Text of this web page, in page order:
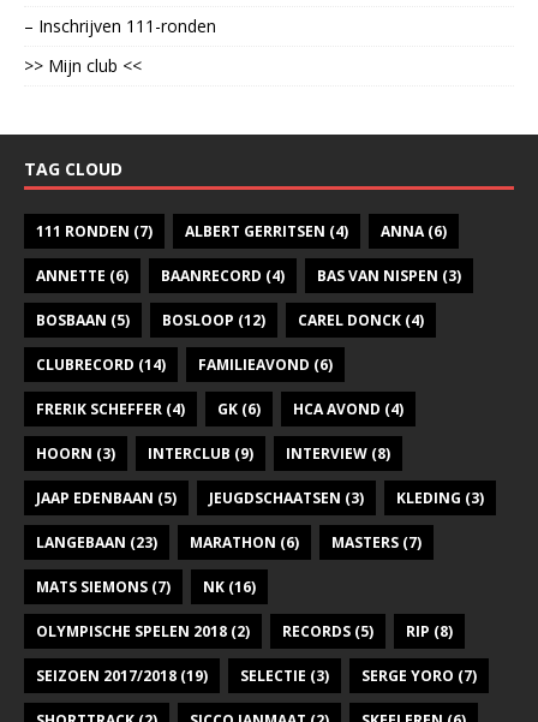
– Inschrijven 111-ronden
>> Mijn club <<
TAG CLOUD
111 RONDEN (7) ALBERT GERRITSEN (4) ANNA(6)
ANNETTE (6) BAANRECORD (4) BAS VAN NISPEN (3)
BOSBAAN (5) BOSLOOP (12) CAREL DONCK (4)
CLUBRECORD (14) FAMILIEAVOND (6)
FRERIK SCHEFFER (4) GK (6) HCA AVOND (4)
HOORN (3) INTERCLUB (9) INTERVIEW (8)
JAAP EDENBAAN (5) JEUGDSCHAATSEN (3) KLEDING (3)
LANGEBAAN (23) MARATHON (6) MASTERS (7)
MATS SIEMONS (7) NK (16)
OLYMPISCHE SPELEN 2018 (2) RECORDS (5) RIP (8)
SEIZOEN 2017/2018 (19) SELECTIE (3) SERGE YORO (7)